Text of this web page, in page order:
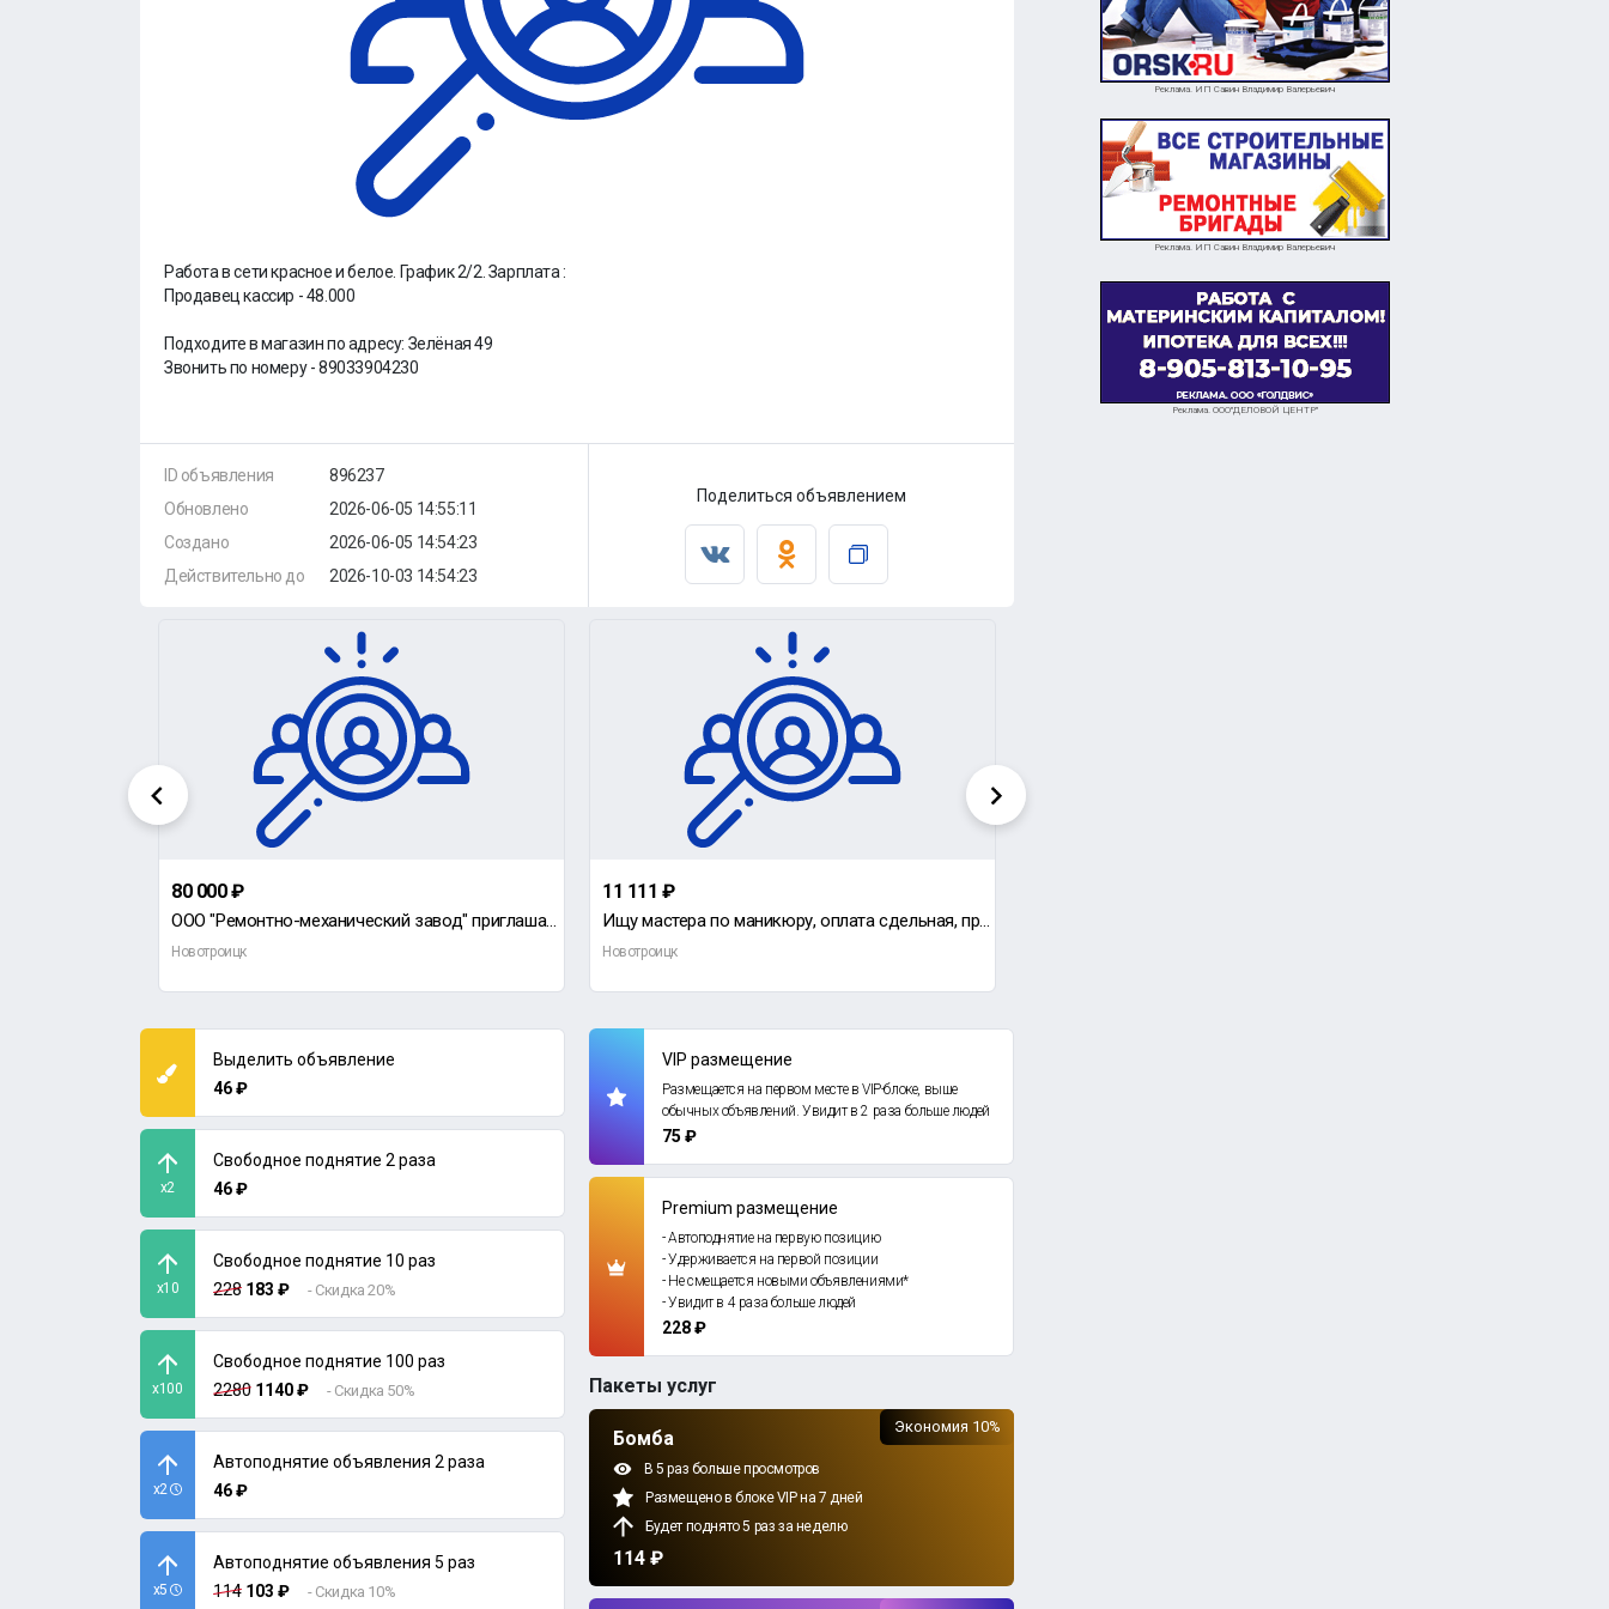
Работа в сети красное и белое. График 2/2. Зарплата :
Продавец кассир - 48.000
Подходите в магазин по адресу: Зелёная 49
Звонить по номеру - 89033904230
ID объявления
Обновлено
Создано
Действительно до
896237
2026-06-05 14:55:11
2026-06-05 14:54:23
2026-10-03 14:54:23
Поделиться объявлением
80 000 ₽
ООО "Ремонтно-механический завод" приглашает на работу токаря (ДИП 300).
Новотроицк
11 111 ₽
Ищу мастера по маникюру, оплата сдельная, предоставлю помещение и инструмент.
Новотроицк
Выделить объявление
46 ₽
x2
Свободное поднятие 2 раза
46 ₽
x10
Свободное поднятие 10 раз
228 183 ₽ - Скидка 20%
x100
Свободное поднятие 100 раз
2280 1140 ₽ - Скидка 50%
x2
Автоподнятие объявления 2 раза
46 ₽
x5
Автоподнятие объявления 5 раз
114 103 ₽ - Скидка 10%
VIP размещение
Размещается на первом месте в VIP-блоке, выше
обычных объявлений. Увидит в 2 раза больше людей
75 ₽
Premium размещение
- Автоподнятие на первую позицию
- Удерживается на первой позиции
- Не смещается новыми объявлениями*
- Увидит в 4 раза больше людей
228 ₽
Пакеты услуг
Бомба
В 5 раз больше просмотров
Размещено в блоке VIP на 7 дней
Будет поднято 5 раз за неделю
114 ₽
Экономия 10%
Реклама. ИП Савин Владимир Валерьевич
Реклама. ИП Савин Владимир Валерьевич
Реклама. ООО"ДЕЛОВОЙ ЦЕНТР"